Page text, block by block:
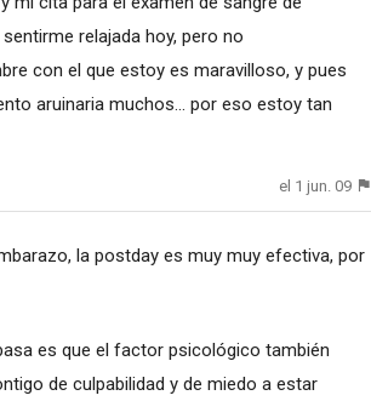
relajada hoy, pero no
con el que estoy es maravilloso, y pues
aruinaria muchos... por eso estoy tan
el 1 jun. 09
la postday es muy muy efectiva, por
es que el factor psicológico también
de culpabilidad y de miedo a estar